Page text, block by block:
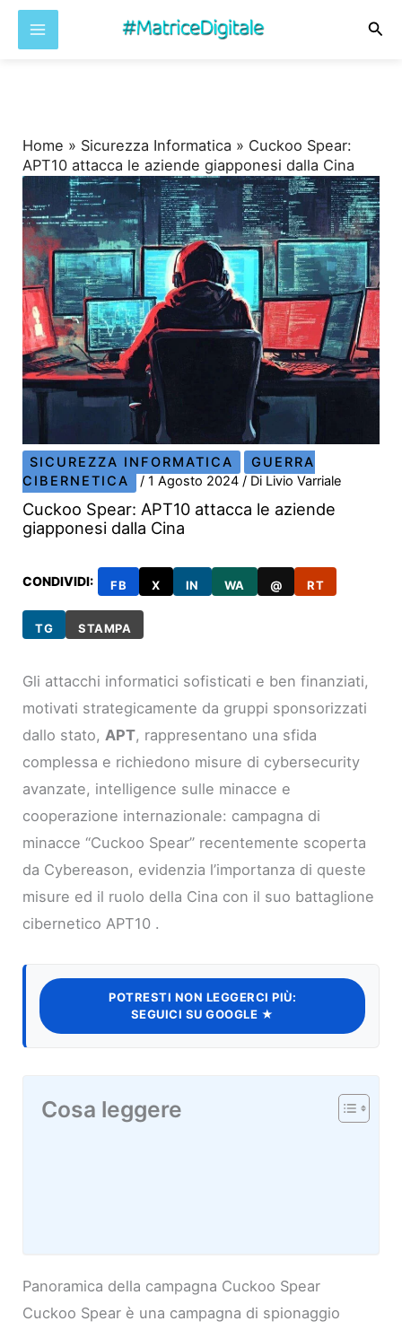
Home » Sicurezza Informatica » Cuckoo Spear:
APT10 attacca le aziende giapponesi dalla Cina
SICUREZZA INFORMATICA
GUERRA
CIBERNETICA
/1 Agosto 2024/ Di Livio Varriale
Cuckoo Spear: APT10 attacca le aziende
giapponesi dalla Cina
CONDIVIDI: FB X IN WA @ RT
TG STAMPA
Gli attacchi informatici sofisticati e ben finanziati,
motivati strategicamente da gruppi sponsorizzati
dallo stato,APT, rappresentano una sfida
complessa e richiedono misure di cybersecurity
avanzate, intelligence sulle minacce e
cooperazione internazionale: campagna di
minacce “Cuckoo Spear” recentemente scoperta
da Cybereason, evidenzia l’importanza di queste
misure ed il ruolo della Cina con il suo battaglione
cibernetico APT10 .
POTRESTI NON LEGGERCI PIÙ:
SEGUICI SU GOOGLE ★
Cosa leggere
Panoramica della campagna Cuckoo Spear
Cuckoo Spear è una campagna di spionaggio